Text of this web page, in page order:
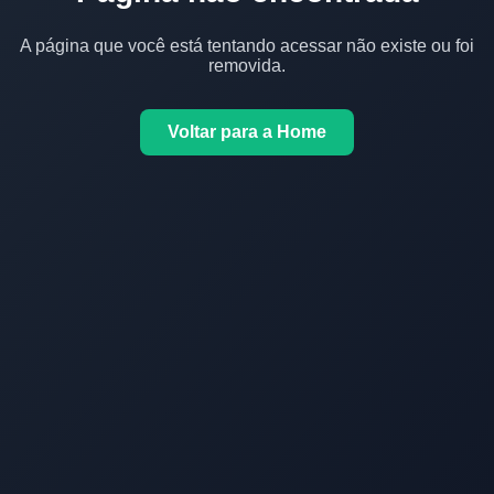
A página que você está tentando acessar não existe ou foi
removida.
Voltar para a Home